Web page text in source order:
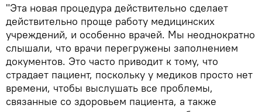
"Эта новая процедура действительно сделает
действительно проще работу медицинских
учреждений, и особенно врачей. Мы неоднократно
слышали, что врачи перегружены заполнением
документов. Это часто приводит к тому, что
страдает пациент, поскольку у медиков просто нет
времени, чтобы выслушать все проблемы,
связанные со здоровьем пациента, а также